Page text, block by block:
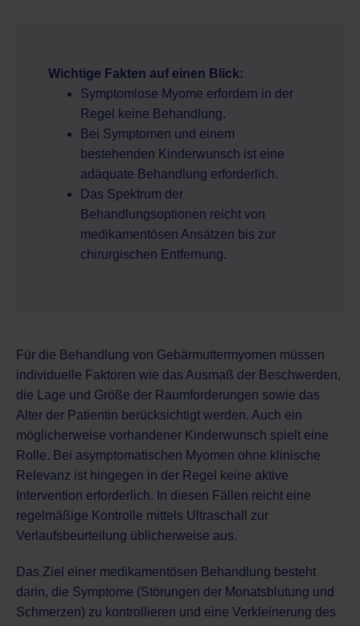
Wichtige Fakten auf einen Blick:
Symptomlose Myome erfordern in der
Regel keine Behandlung.
Bei Symptomen und einem
bestehenden Kinderwunsch ist eine
adäquate Behandlung erforderlich.
Das Spektrum der
Behandlungsoptionen reicht von
medikamentösen Ansätzen bis zur
chirurgischen Entfernung.
Für die Behandlung von Gebärmuttermyomen müssen
individuelle Faktoren wie das Ausmaß der Beschwerden,
die Lage und Größe der Raumforderungen sowie das
Alter der Patientin berücksichtigt werden. Auch ein
möglicherweise vorhandener Kinderwunsch spielt eine
Rolle. Bei asymptomatischen Myomen ohne klinische
Relevanz ist hingegen in der Regel keine aktive
Intervention erforderlich. In diesen Fällen reicht eine
regelmäßige Kontrolle mittels Ultraschall zur
Verlaufsbeurteilung üblicherweise aus.
Das Ziel einer medikamentösen Behandlung besteht
darin, die Symptome (Störungen der Monatsblutung und
Schmerzen) zu kontrollieren und eine Verkleinerung des